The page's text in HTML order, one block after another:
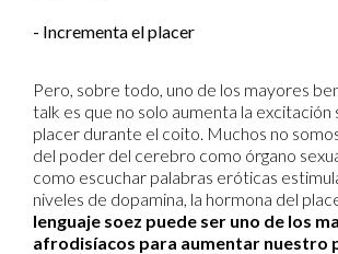
- Incrementa el placer
Pero, sobre todo, uno de los mayores
talk es que no solo aumenta la excitación
placer durante el coito. Muchos no
del poder del cerebro como órgano
como escuchar palabras eróticas
niveles de dopamina, la hormona del
lenguaje soez puede ser uno de los
afrodisíacos para aumentar nuestro